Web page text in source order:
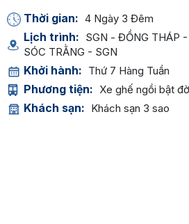
Thời gian: 4 Ngày 3 Đêm
Lịch trình: SGN - ĐỒNG THÁP
SÓC TRẰNG - SGN
Khởi hành: Thứ 7 Hàng Tuần
Phương tiện: Xe ghế ngồi bật
Khách sạn: Khách sạn 3 sao